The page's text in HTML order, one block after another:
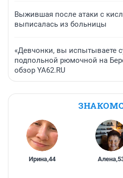
Выжившая после атаки с
выписалась из больницы
«Девчонки, вы испытываете
подпольной рюмочной на
обзор YA62.RU
Ирина,44 Алена,